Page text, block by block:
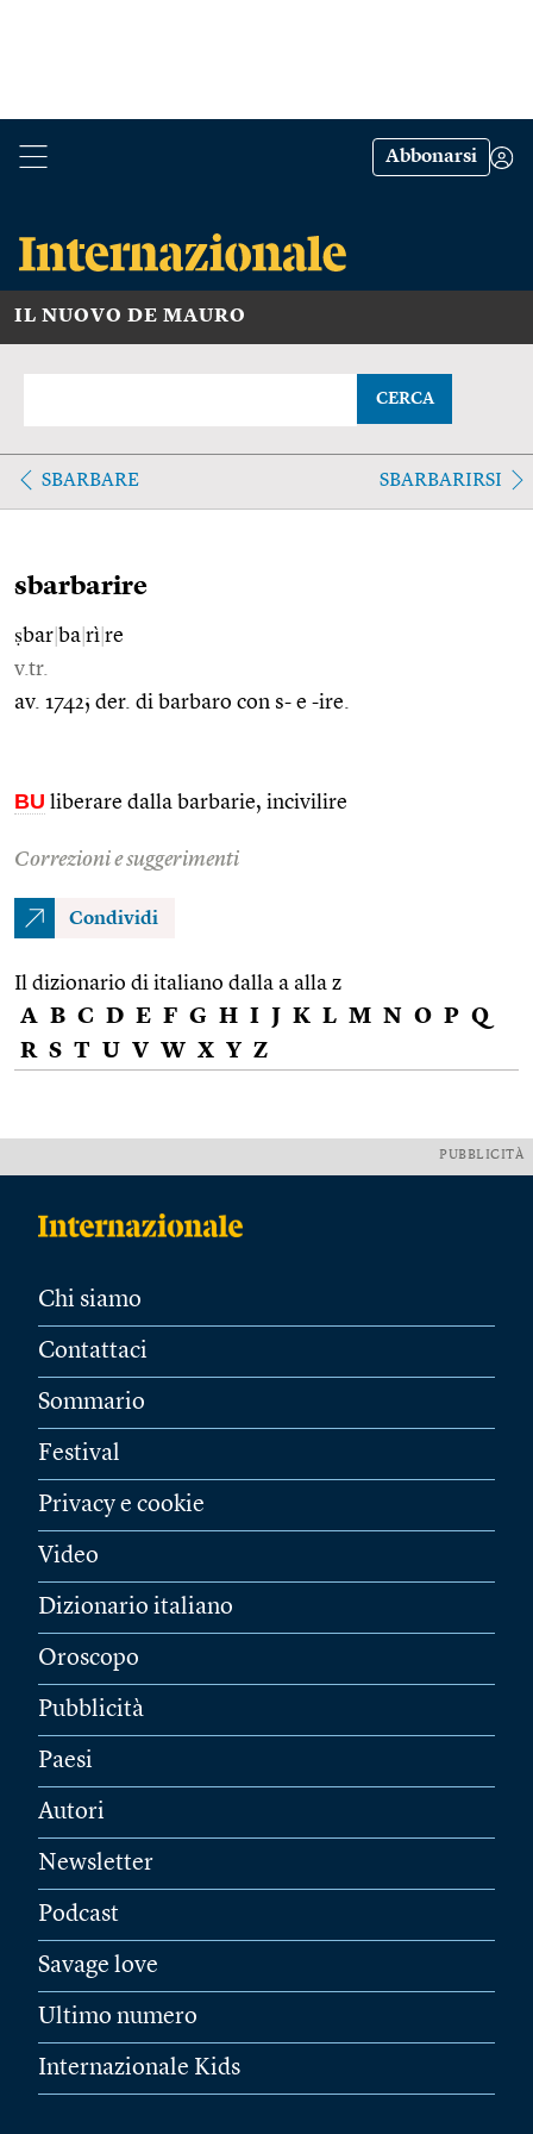
Abbonarsi
IL NUOVO DE MAURO
CERCA
SBARBARE SBARBARIRSI
sbarbarire
ṣbar ba rì re
v.tr.
av. 1742; der. di barbaro con s- e -ire.
BU liberare dalla barbarie, incivilire
Correzioni e suggerimenti
Condividi
Il dizionario di italiano dalla a alla z
A B C D E F G H I J K L M N O P Q
R S T U V W X Y Z
PUBBLICITÀ
Chi siamo
Contattaci
Sommario
Festival
Privacy e cookie
Video
Dizionario italiano
Oroscopo
Pubblicità
Paesi
Autori
Newsletter
Podcast
Savage love
Ultimo numero
Internazionale Kids